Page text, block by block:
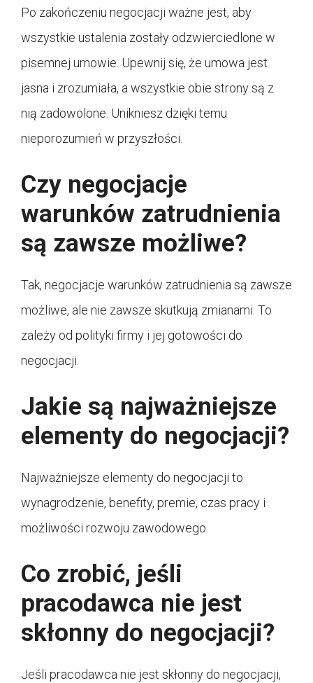
Po zakończeniu negocjacji ważne jest, aby
wszystkie ustalenia zostały odzwierciedlone w
pisemnej umowie. Upewnij się, że umowa jest
jasna i zrozumiała, a wszystkie obie strony są z
nią zadowolone. Unikniesz dzięki temu
nieporozumień w przyszłości.
Czy negocjacje
warunków zatrudnienia
są zawsze możliwe?
Tak, negocjacje warunków zatrudnienia są zawsze
możliwe, ale nie zawsze skutkują zmianami. To
zależy od polityki firmy i jej gotowości do
negocjacji.
Jakie są najważniejsze
elementy do negocjacji?
Najważniejsze elementy do negocjacji to
wynagrodzenie, benefity, premie, czas pracy i
możliwości rozwoju zawodowego.
Co zrobić, jeśli
pracodawca nie jest
skłonny do negocjacji?
Jeśli pracodawca nie jest skłonny do negocjacji,